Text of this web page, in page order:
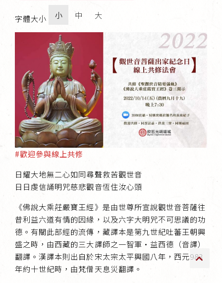
巴麥欽哲傳承
第三世巴麥欽哲仁波切
傳承上師授證
專書與譯著
*巴麥寺與麥青寺的聯合聲明
尊貴上師珍寶開示
巴麥欽哲珍寶開示
前行開示文集
媒體影音集
字體大小 小 中 大
#歡迎參與線上共修
日耀大地無二心如同尋聲救苦觀世音
日日虔信誦明咒慈悲觀音恆住汝心頭
《佛說大乘莊嚴寶王經》是由世尊所宣說觀世音菩薩往
昔利益六道有情的因緣，以及六字大明咒不可思議的功
德。有關此部經的流傳，藏譯本是第九世紀吐蕃王朝興
盛之時，由西藏的三大譯師之一智軍·益西德（音譯）
翻譯。漢譯本則出自於宋太宗太平興國八年，西元983
年約十世紀時，由梵僧天息災翻譯。